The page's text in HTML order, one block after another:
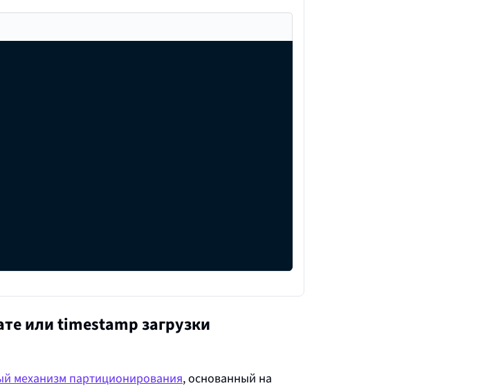
или timestamp загрузки
механизм партиционирования, основанный на